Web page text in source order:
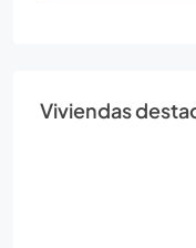
Viviendas